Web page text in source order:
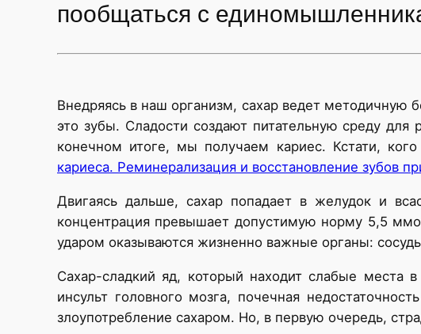
пообщаться с
Внедряясь в наш организм, сахар ведет методичную
это зубы. Сладости создают питательную среду
конечном итоге, мы получаем кариес. Кстати,
кариеса. Реминерализация и восстановление зубов
Двигаясь дальше, сахар попадает в желудок и
концентрация превышает допустимую норму 5,5
ударом оказываются жизненно важные органы:
Сахар-сладкий яд, который находит слабые места
инсульт головного мозга, почечная
злоупотребление сахаром. Но, в первую очередь,